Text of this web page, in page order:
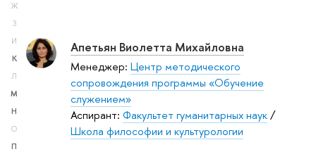
Ж
З
И
К
Л
М
Н
О
П
Апетьян Виолетта Михайловна
Менеджер: Центр методического
сопровождения программы «Обучение
служением»
Аспирант: Факультет гуманитарных наук/
Школа философии и культурологии